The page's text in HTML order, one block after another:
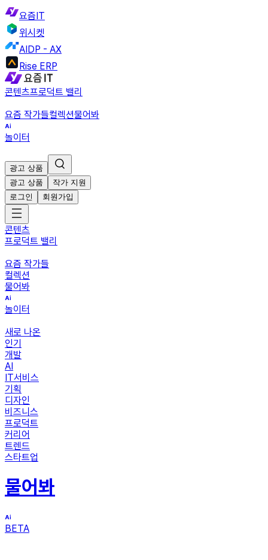
요즘IT
위시켓
AIDP - AX
Rise ERP
콘텐츠프로덕트 밸리
요즘 작가들컬렉션물어봐
놀이터
광고 상품
광고 상품
작가 지원
로그인
회원가입
콘텐츠
프로덕트 밸리
요즘 작가들
컬렉션
물어봐
놀이터
새로 나온
인기
개발
AI
IT서비스
기획
디자인
비즈니스
프로덕트
커리어
트렌드
스타트업
물어봐
BETA